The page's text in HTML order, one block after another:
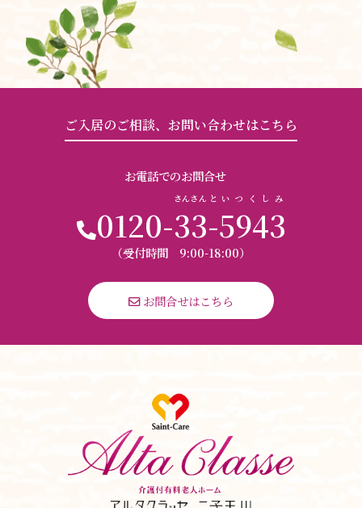
ご入居のご相談、お問い合わせはこちら
お電話でのお問合せ
0120-33
さんさん
-
と
5943
いつくしみ
（受付時間 9:00-18:00）
お問合せはこちら